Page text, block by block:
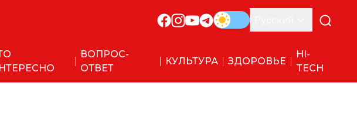
ВОПРОС-
ОТВЕТ
КУЛЬТУРА ЗДОРОВЬЕ
HI-
TECH